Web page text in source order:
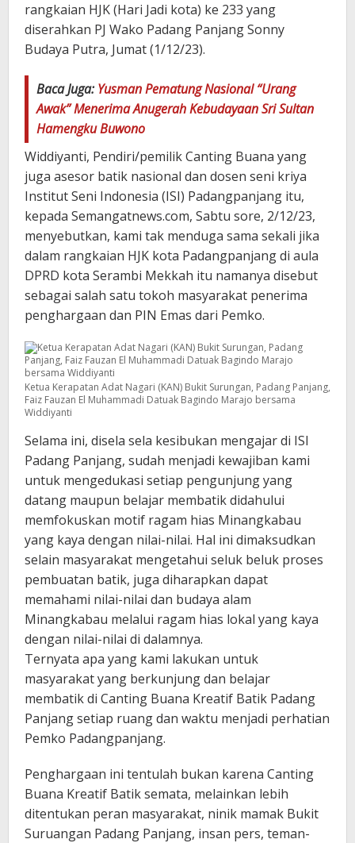
rangkaian HJK (Hari Jadi kota) ke 233 yang
diserahkan PJ Wako Padang Panjang Sonny
Budaya Putra, Jumat (1/12/23).
Baca Juga:Yusman Pematung Nasional “Urang
Awak” Menerima Anugerah Kebudayaan Sri Sultan
Hamengku Buwono
Widdiyanti, Pendiri/pemilik Canting Buana yang
juga asesor batik nasional dan dosen seni kriya
Institut Seni Indonesia (ISI) Padangpanjang itu,
kepada Semangatnews.com, Sabtu sore, 2/12/23,
menyebutkan, kami tak menduga sama sekali jika
dalam rangkaian HJK kota Padangpanjang di aula
DPRD kota Serambi Mekkah itu namanya disebut
sebagai salah satu tokoh masyarakat penerima
penghargaan dan PIN Emas dari Pemko.
Ketua Kerapatan Adat Nagari (KAN) Bukit Surungan, Padang Panjang,
Faiz Fauzan El Muhammadi Datuak Bagindo Marajo bersama
Widdiyanti
Selama ini, disela sela kesibukan mengajar di ISI
Padang Panjang, sudah menjadi kewajiban kami
untuk mengedukasi setiap pengunjung yang
datang maupun belajar membatik didahului
memfokuskan motif ragam hias Minangkabau
yang kaya dengan nilai-nilai. Hal ini dimaksudkan
selain masyarakat mengetahui seluk beluk proses
pembuatan batik, juga diharapkan dapat
memahami nilai-nilai dan budaya alam
Minangkabau melalui ragam hias lokal yang kaya
dengan nilai-nilai di dalamnya.
Ternyata apa yang kami lakukan untuk
masyarakat yang berkunjung dan belajar
membatik di Canting Buana Kreatif Batik Padang
Panjang setiap ruang dan waktu menjadi perhatian
Pemko Padangpanjang.
Penghargaan ini tentulah bukan karena Canting
Buana Kreatif Batik semata, melainkan lebih
ditentukan peran masyarakat, ninik mamak Bukit
Suruangan Padang Panjang, insan pers, teman-